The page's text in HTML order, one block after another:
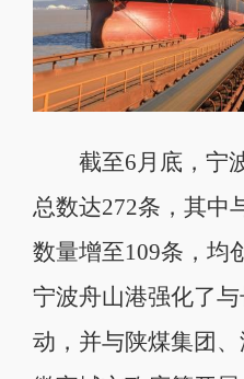
截至6月底，宁波
总数达272条，其中
数量增至109条，均
宁波舟山港强化了
动，并与陕煤集团